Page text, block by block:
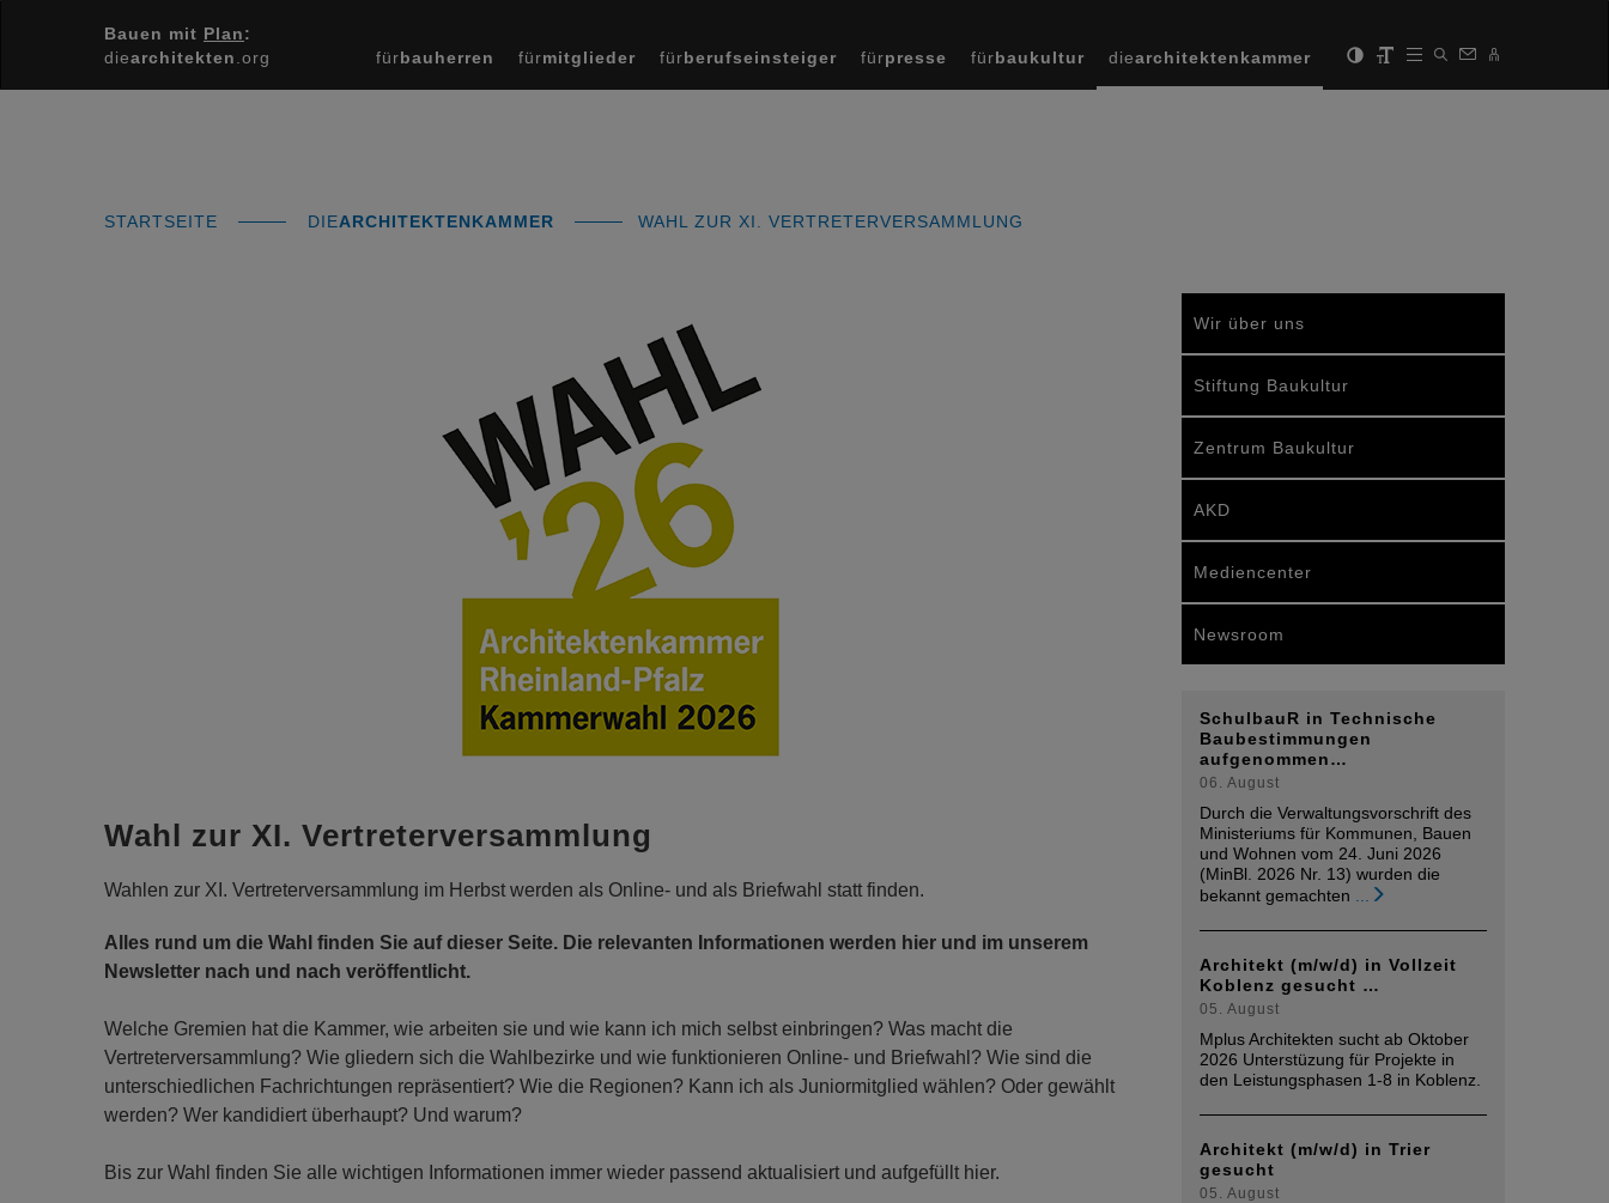
Bauen mit Plan:
diearchitekten .org fürbauherren fürmitglieder fürberufseinsteiger fürpresse fürbaukultur diearchitektenkammer
STARTSEITE DIEARCHITEKTENKAMMER WAHL ZUR XI. VERTRETERVERSAMMLUNG
Wahl zur XI. Vertreterversammlung
Wahlen zur XI. Vertreterversammlung im Herbst werden als Online- und als Briefwahl statt finden.
Alles rund um die Wahl finden Sie auf dieser Seite. Die relevanten Informationen werden hier und im unserem
Newsletter nach und nach veröffentlicht.
Welche Gremien hat die Kammer, wie arbeiten sie und wie kann ich mich selbst einbringen? Was macht die
Vertreterversammlung? Wie gliedern sich die Wahlbezirke und wie funktionieren Online- und Briefwahl? Wie sind die
unterschiedlichen Fachrichtungen repräsentiert? Wie die Regionen? Kann ich als Juniormitglied wählen? Oder gewählt
werden? Wer kandidiert überhaupt? Und warum?
Bis zur Wahl finden Sie alle wichtigen Informationen immer wieder passend aktualisiert und aufgefüllt hier.
Wir über uns
Stiftung Baukultur
Zentrum Baukultur
AKD
Mediencenter
Newsroom
SchulbauR in Technische
Baubestimmungen
aufgenommen…
06. August
Durch die Verwaltungsvorschrift des
Ministeriums für Kommunen, Bauen
und Wohnen vom 24. Juni 2026
(MinBl. 2026 Nr. 13) wurden die
bekannt gemachten
Architekt (m/w/d) in Vollzeit
Koblenz gesucht …
05. August
Mplus Architekten sucht ab Oktober
2026 Unterstüzung für Projekte in
den Leistungsphasen 1-8 in Koblenz.
Architekt (m/w/d) in Trier
gesucht
05. August